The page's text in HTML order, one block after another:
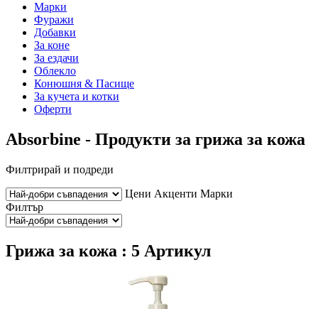
Марки
Фуражи
Добавки
За коне
За ездачи
Облекло
Конюшня & Пасище
За кучета и котки
Оферти
Absorbine - Продукти за грижа за кожа
Филтрирай и подреди
Цени Акценти Марки
Филтър
Грижа за кожа : 5 Артикул